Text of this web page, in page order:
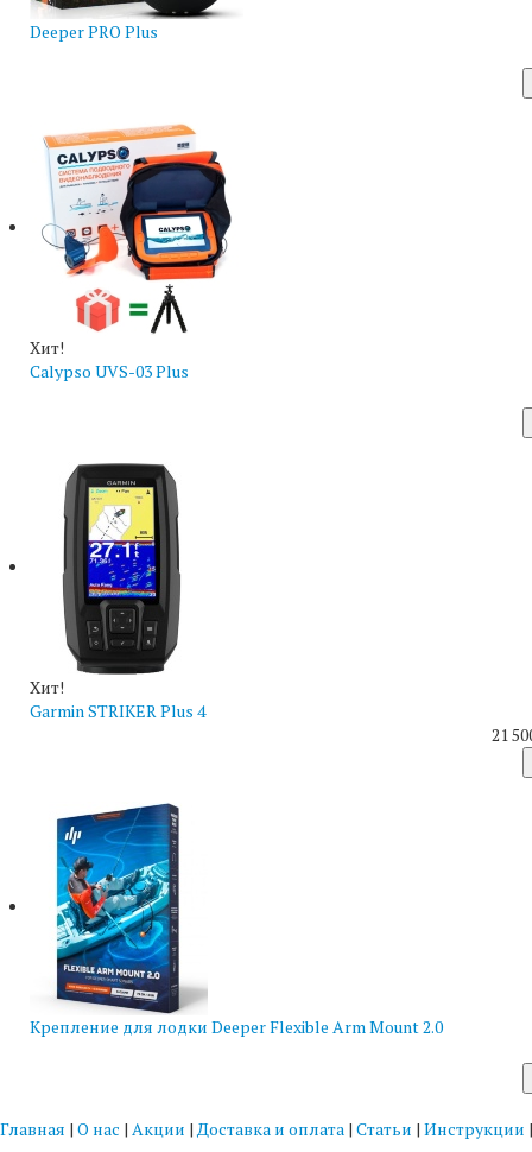
Deeper PRO Plus
Хит!
Calypso UVS-03 Plus
Хит!
Garmin STRIKER Plus 4
21
Крепление для лодки Deeper Flexible Arm Mount 2.0
Главная | О нас | Акции |Доставка и оплата | Статьи | Инструкции